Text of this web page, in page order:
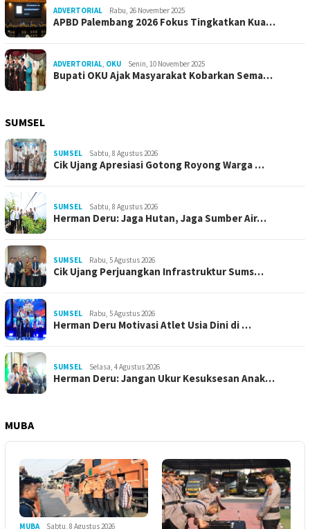
ADVERTORIAL Rabu, 26 November 2025
APBD Palembang 2026 Fokus Tingkatkan Kua…
ADVERTORIAL, OKU Senin, 10 November 2025
Bupati OKU Ajak Masyarakat Kobarkan Sema…
SUMSEL
SUMSEL Sabtu, 8 Agustus 2026
Cik Ujang Apresiasi Gotong Royong Warga …
SUMSEL Sabtu, 8 Agustus 2026
Herman Deru: Jaga Hutan, Jaga Sumber Air…
SUMSEL Rabu, 5 Agustus 2026
Cik Ujang Perjuangkan Infrastruktur Sums…
SUMSEL Rabu, 5 Agustus 2026
Herman Deru Motivasi Atlet Usia Dini di …
SUMSEL Selasa, 4 Agustus 2026
Herman Deru: Jangan Ukur Kesuksesan Anak…
MUBA
MUBA Sabtu, 8 Agustus 2026